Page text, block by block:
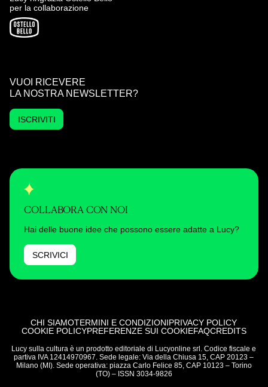
per la collaborazione
VUOI RICEVERE
LA NOSTRA NEWSLETTER?
ISCRIVITI
COLLABORA CON NOI
Hai delle buone idee che possono essere adatte a Lucy?
SCRIVICI
CHI SIAMOTERMINI E CONDIZIONIPRIVACY POLICY
COOKIE POLICYPREFERENZE SUI COOKIEFAQCREDITS
Lucy sulla cultura è un prodotto editoriale di Lucyonline srl. Codice fiscale e
partiva IVA 12414970967. Sede legale: Via della Chiusa 15, CAP 20123 –
Milano (MI). Sede operativa: piazza Carlo Felice 85, CAP 10123 – Torino
(TO) – ISSN 3034-9826